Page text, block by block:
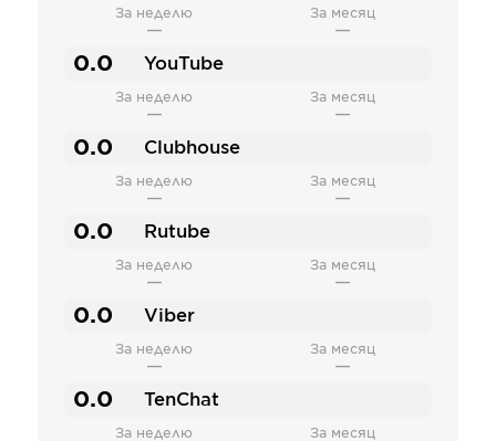
За неделю
—
За месяц
—
0.0 YouTube
За неделю
—
За месяц
—
0.0 Clubhouse
За неделю
—
За месяц
—
0.0 Rutube
За неделю
—
За месяц
—
0.0 Viber
За неделю
—
За месяц
—
0.0 TenChat
За неделю За месяц